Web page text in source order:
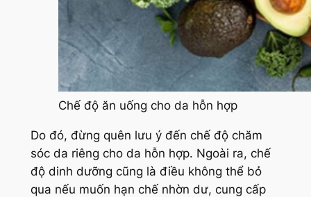
Chế độ ăn uống cho da hỗn hợp
Do đó, đừng quên lưu ý đến chế độ chăm
sóc da riêng cho da hỗn hợp. Ngoài ra, chế
độ dinh dưỡng cũng là điều không thể bỏ
qua nếu muốn hạn chế nhờn dư, cung cấp